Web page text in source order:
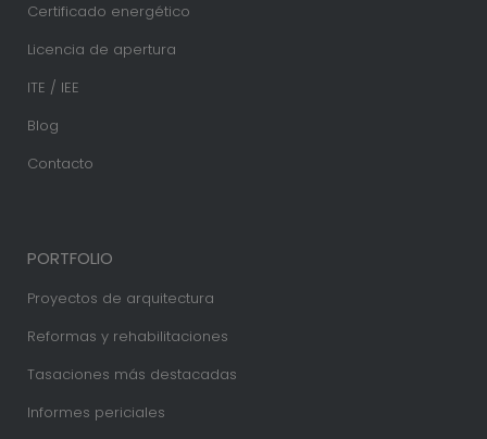
Certificado energético
Licencia de apertura
ITE / IEE
Blog
Contacto
PORTFOLIO
Proyectos de arquitectura
Reformas y rehabilitaciones
Tasaciones más destacadas
Informes periciales